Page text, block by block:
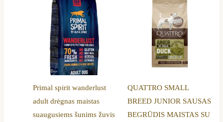
Primal spirit wanderlust
adult drėgnas maistas
suaugusiems šunims žuvis
QUATTRO SMALL
BREED JUNIOR SAUSAS
BEGRŪDIS MAISTAS SU
44,20 €
variants.
The
options
may
chosen
on
the